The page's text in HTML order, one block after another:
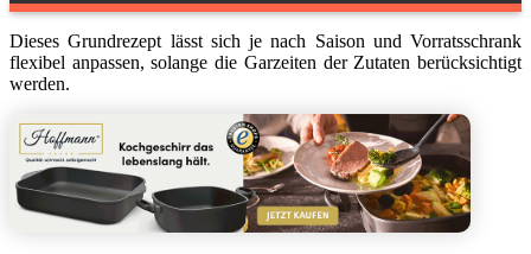
Dieses Grundrezept lässt sich je nach Saison und Vorratsschrank
flexibel anpassen, solange die Garzeiten der Zutaten berücksichtigt
werden.